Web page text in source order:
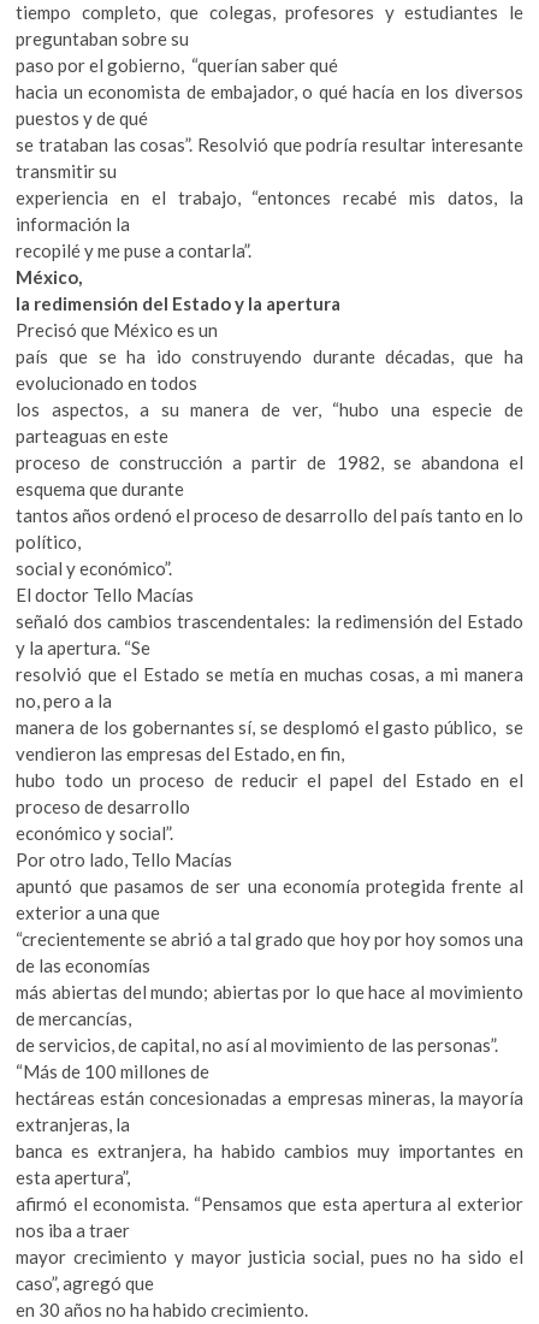
tiempo completo, que colegas, profesores y estudiantes le
preguntaban sobre su
paso por el gobierno, “querían saber qué
hacia un economista de embajador, o qué hacía en los diversos
puestos y de qué
se trataban las cosas”. Resolvió que podría resultar interesante
transmitir su
experiencia en el trabajo, “entonces recabé mis datos, la
información la
recopilé y me puse a contarla”.
México,
la redimensión del Estado y la apertura
Precisó que México es un
país que se ha ido construyendo durante décadas, que ha
evolucionado en todos
los aspectos, a su manera de ver, “hubo una especie de
parteaguas en este
proceso de construcción a partir de 1982, se abandona el
esquema que durante
tantos años ordenó el proceso de desarrollo del país tanto en lo
político,
social y económico”.
El doctor Tello Macías
señaló dos cambios trascendentales: la redimensión del Estado
y la apertura. “Se
resolvió que el Estado se metía en muchas cosas, a mi manera
no, pero a la
manera de los gobernantes sí, se desplomó el gasto público, se
vendieron las empresas del Estado, en fin,
hubo todo un proceso de reducir el papel del Estado en el
proceso de desarrollo
económico y social”.
Por otro lado, Tello Macías
apuntó que pasamos de ser una economía protegida frente al
exterior a una que
“crecientemente se abrió a tal grado que hoy por hoy somos una
de las economías
más abiertas del mundo; abiertas por lo que hace al movimiento
de mercancías,
de servicios, de capital, no así al movimiento de las personas”.
“Más de 100 millones de
hectáreas están concesionadas a empresas mineras, la mayoría
extranjeras, la
banca es extranjera, ha habido cambios muy importantes en
esta apertura”,
afirmó el economista. “Pensamos que esta apertura al exterior
nos iba a traer
mayor crecimiento y mayor justicia social, pues no ha sido el
caso”, agregó que
en 30 años no ha habido crecimiento.